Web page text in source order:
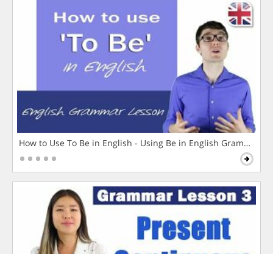
How to Use To Be in English - Using Be in English Grammar